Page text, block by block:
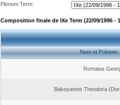
Plenum Term:
Composition finale de IXe Term (22/09/1996 -
Nom et Prénom
Romaios
Bakoyannis Theodora